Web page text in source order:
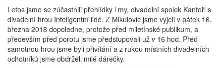
Letos jsme se zúčastnili přehlídky i my, divadelní spolek Kantoři s
divadelní hrou Inteligentní lidé. Z Mikulovic jsme vyjeli v pátek 16.
března 2018 dopoledne, protože před miletínské publikum, a
především před porotu jsme předstupovali už v 16 hod. Před
samotnou hrou jsme byli přivítání a z rukou místních divadelních
ochotníků jsme obdrželi milé dárečky.